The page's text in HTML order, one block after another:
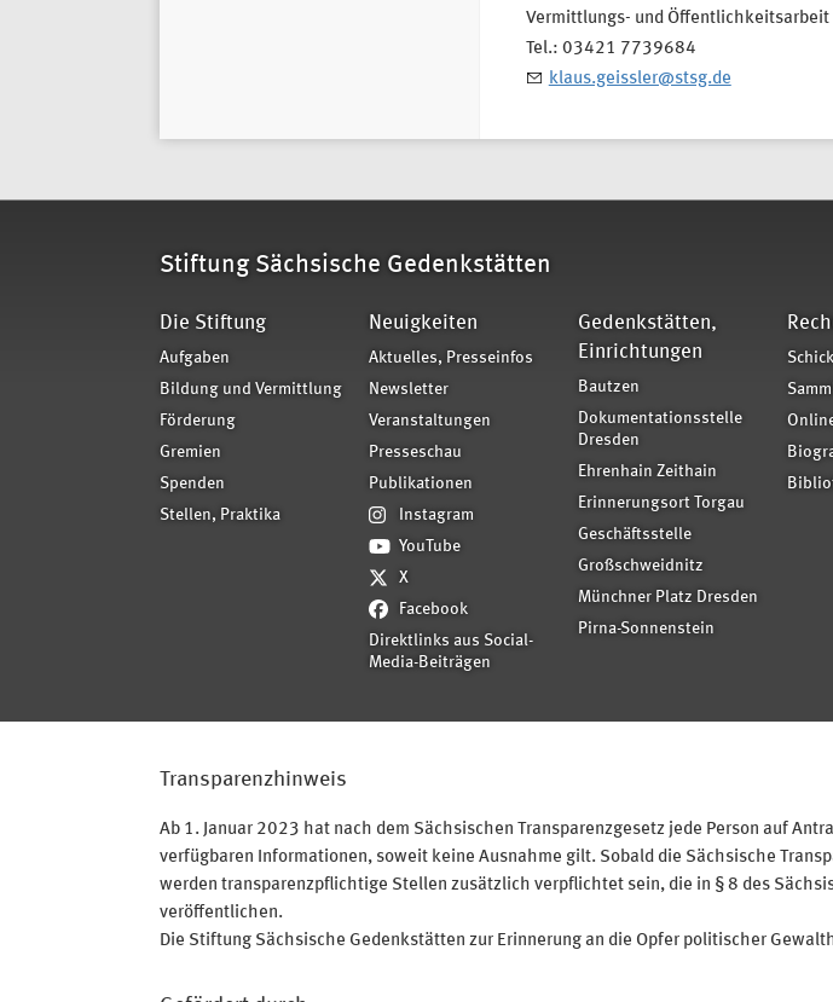
Vermittlungs- und Öffentlichkeitsarbeit
Tel.: 03421 7739684
klaus.geissler@stsg.de
Stiftung Sächsische Gedenkstätten
Die Stiftung
Aufgaben
Bildung und Vermittlung
Förderung
Gremien
Spenden
Stellen, Praktika
Neuigkeiten
Aktuelles, Presseinfos
Newsletter
Veranstaltungen
Presseschau
Publikationen
Instagram
YouTube
X
Facebook
Direktlinks aus Social-
Media-Beiträgen
Gedenkstätten,
Einrichtungen
Bautzen
Dokumentationsstelle
Dresden
Ehrenhain Zeithain
Erinnerungsort Torgau
Geschäftsstelle
Großschweidnitz
Münchner Platz Dresden
Pirna-Sonnenstein
Transparenzhinweis
Ab 1. Januar 2023 hat nach dem Sächsischen Transparenzgesetz jede Person auf
verfügbaren Informationen, soweit keine Ausnahme gilt. Sobald die Sächsische
werden transparenzpflichtige Stellen zusätzlich verpflichtet sein, die in § 8 des
veröffentlichen.
Die Stiftung Sächsische Gedenkstätten zur Erinnerung an die Opfer politischer